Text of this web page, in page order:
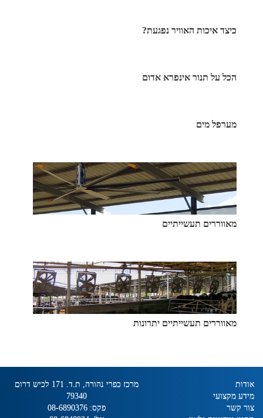
כיצד איכות האוויר נפגעת?
הכל על תנור אינפרא אדום
מערפל מים
מאווררים תעשייתיים
מאווררים תעשייתיים יתרונות
אודות
מידע מקצועי
צור קשר
מרכז כפרי נהורה, ת.ד. 171 לכיש דרום
79340
פקס: 08-6890376